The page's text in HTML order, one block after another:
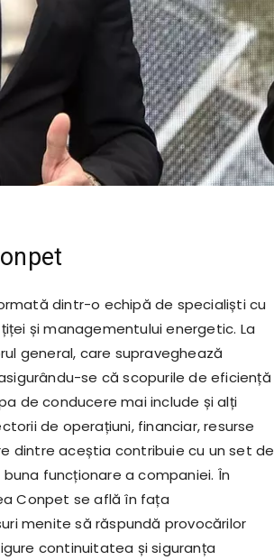
dintr-o echipă de specialiști cu
și managementului energetic. La
general, care supraveghează
se că scopurile de eficiență
de conducere mai include și alți
de operațiuni, financiar, resurse
dintre aceștia contribuie cu un set de
funcționare a companiei. În
Conpet se află în fața
menite să răspundă provocărilor
continuitatea și siguranța